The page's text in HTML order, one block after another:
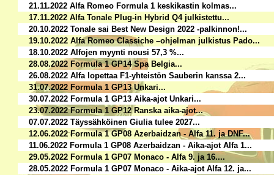
21.11.2022 Alfa Romeo Formula 1 keskikastin kolmas...
17.11.2022 Alfa Tonale Plug-in Hybrid Q4 julkistettu...
20.10.2022 Tonale sai Best New Design 2022 -palkinnon!...
19.10.2022 Alfa Romeo Classiche –ohjelman julkistus Pado...
18.10.2022 Alfojen myynti nousi 57,3 %...
28.08.2022 Formula 1 GP14 Spa Belgia...
26.08.2022 Alfa lopettaa F1-yhteistön Sauberin kanssa 2...
31.07.2022 Formula 1 GP13 Unkari...
30.07.2022 Formula 1 GP13 Aika-ajot Unkari...
23.07.2022 Formula 1 GP12 Ranska aika-ajot...
07.07.2022 Täyssähköinen Giulia tulee 2027...
12.06.2022 Formula 1 GP08 Azerbaidzan - Alfa 11. ja DNF...
11.06.2022 Formula 1 GP08 Azerbaidzan - Aika-ajot Alfa 1...
29.05.2022 Formula 1 GP07 Monaco - Alfa 9. ja 16....
28.05.2022 Formula 1 GP07 Monaco - Aika-ajot Alfa 12. ja...